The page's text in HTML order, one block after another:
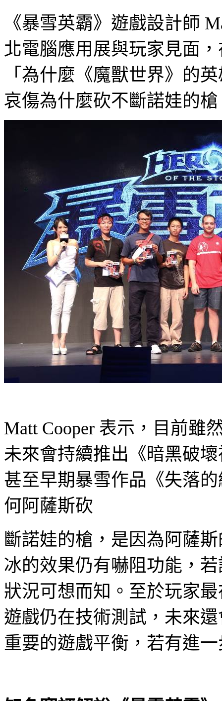
《暴雪英霸》遊戲設計師
北電腦應用展與玩家見面
「為什麼《魔獸世界》的
哀傷為什麼砍不斷諾娃的
Matt Cooper 表示，目前雖
未來會持續推出《暗黑破
甚至早期暴雪作品《失落
何阿薩斯砍
斷諾娃的槍，是因為阿薩
冰的效果仍有嚇阻功能，
狀況可想而知。至於玩家
遊戲仍在技術測試，未來
重要的遊戲平衡，若有進